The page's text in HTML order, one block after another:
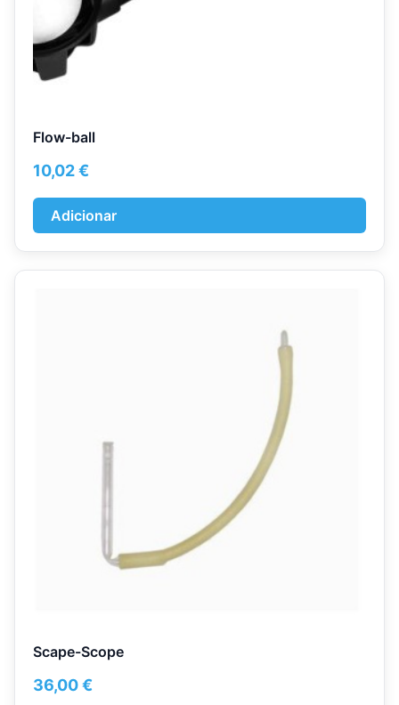
Flow-ball
10,02€
Adicionar
Scape-Scope
36,00€